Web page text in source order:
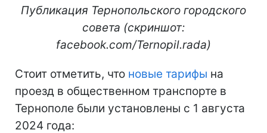
Публикация Тернопольского городского
совета (скриншот:
facebook.com/Ternopil.rada)
Стоит отметить, что новые тарифы на
проезд в общественном транспорте в
Тернополе были установлены с 1 августа
2024 года: